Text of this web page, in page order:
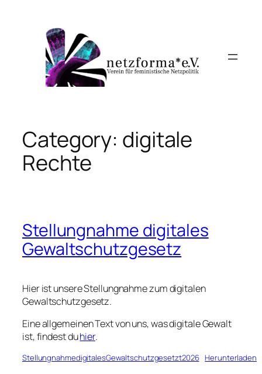
Category: digitale
Rechte
Stellungnahme digitales
Gewaltschutzgesetz
Hier ist unsere Stellungnahme zum digitalen
Gewaltschutzgesetz.
Eine allgemeinen Text von uns, was digitale Gewalt
ist, findest duhier.
StellungnahmedigitalesGewaltschutzgesetzt2026 Herunterladen